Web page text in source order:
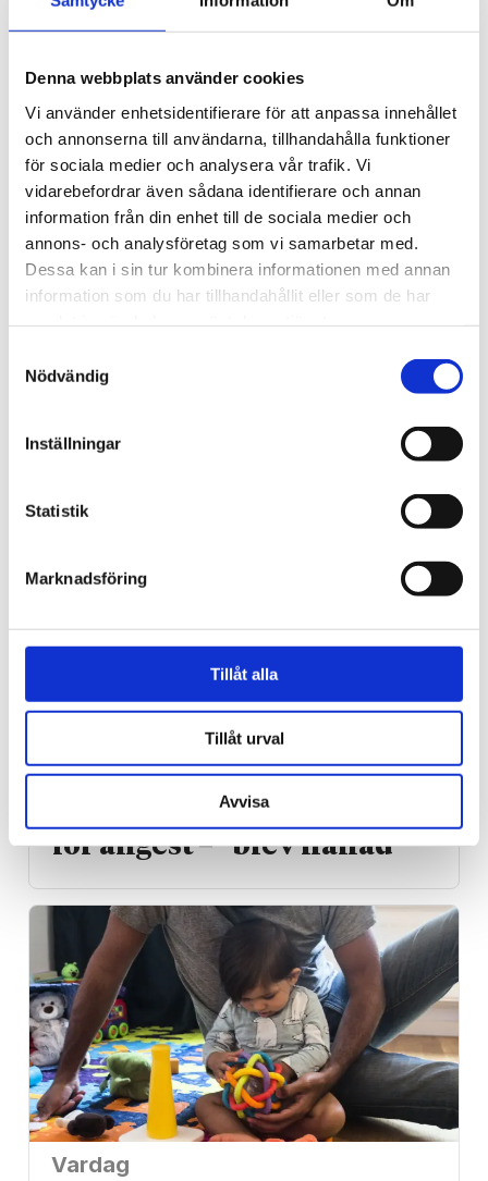
Denna webbplats använder cookies
Vi använder enhetsidentifierare för att anpassa innehållet
och annonserna till användarna, tillhandahålla funktioner
för sociala medier och analysera vår trafik. Vi
vidarebefordrar även sådana identifierare och annan
information från din enhet till de sociala medier och
annons- och analysföretag som vi samarbetar med.
Dessa kan i sin tur kombinera informationen med annan
information som du har tillhandahållit eller som de har
Nödvändig
Inställningar
Statistik
Marknadsföring
Tillåt alla
Tillåt urval
Avvisa
Afrika
Nigeriansk kvinna ville
slå världs­rekord – läste
18-åring hade med sig
bibel när han sökte vård
för ångest – ”blev hånad”
Vardag